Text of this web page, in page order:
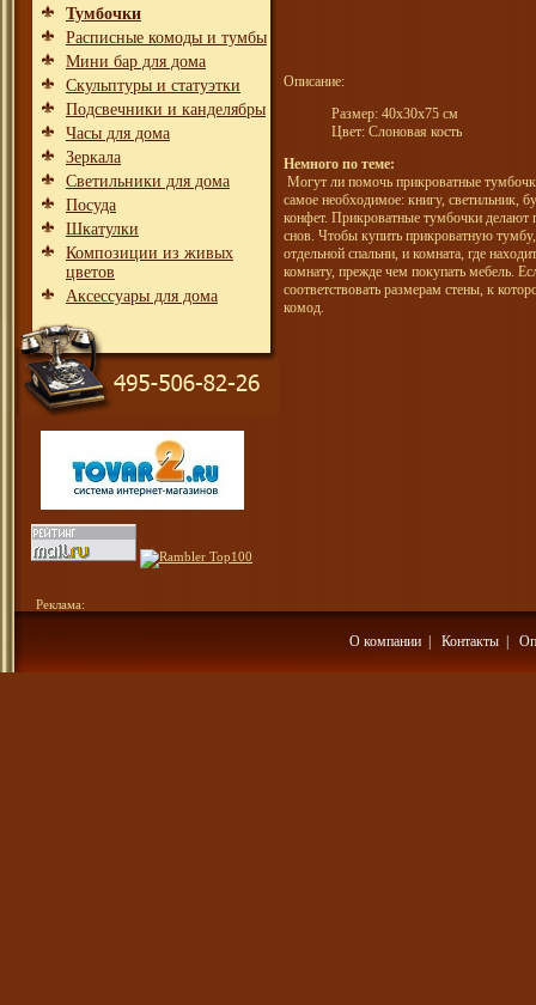
Тумбочки
Расписные комоды и тумбы
Мини бар для дома
Скульптуры и статуэтки
Подсвечники и канделябры
Часы для дома
Зеркала
Светильники для дома
Посуда
Шкатулки
Композиции из живых
цветов
Аксессуары для дома
Реклама:
Описание:
Размер: 40х30х75 см
Цвет: Слоновая кость
Немного по теме:
Могут ли помочь прикроватные
самое необходимое: книгу, светильник,
конфет. Прикроватные тумбочки делают
снов. Чтобы купить прикроватную
отдельной спальни, и комната, где
комнату, прежде чем покупать мебель.
соответствовать размерам стены, к
комод.
О компании Контакты